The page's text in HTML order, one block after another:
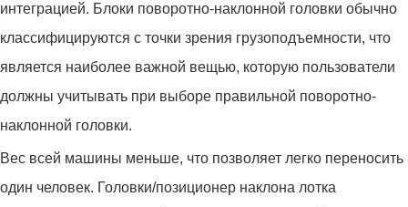
интеграцией. Блоки поворотно-наклонной головки обычно
классифицируются с точки зрения грузоподъемности, что
является наиболее важной вещью, которую пользователи
должны учитывать при выборе правильной поворотно-
наклонной головки.
Вес всей машины меньше, что позволяет легко переносить
один человек. Головки/позиционер наклона лотка